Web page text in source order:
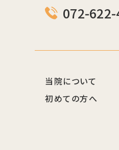
072-
当院について
初めての方へ